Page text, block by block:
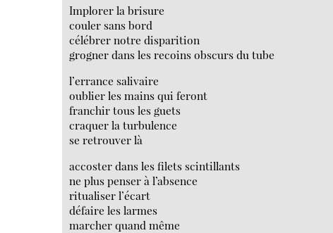
Implorer la brisure
couler sans bord
célébrer notre disparition
grogner dans les recoins obscurs du tube
l’errance salivaire
oublier les mains qui feront
franchir tous les guets
craquer la turbulence
se retrouver là
accoster dans les filets scintillants
ne plus penser à l’absence
ritualiser l’écart
défaire les larmes
marcher quand même